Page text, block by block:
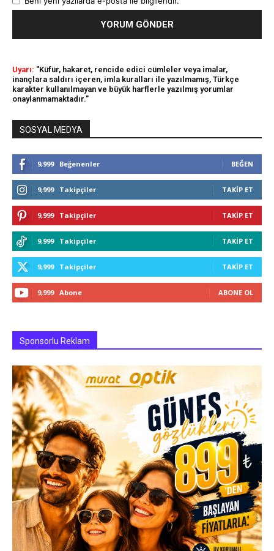
Uyarı: "Küfür, hakaret, rencide edici cümleler veya imalar,
inançlara saldırı içeren, imla kuralları ile yazılmamış, Türkçe
karakter kullanılmayan ve büyük harflerle yazılmış yorumlar
onaylanmamaktadır."
SOSYAL MEDYA
9,999 Beğenenler BEĞEN
9,999 Takipçiler TAKIP ET
9,999 Takipçiler TAKIP ET
9,999 Takipçiler TAKIP ET
9,999 Takipçiler TAKIP ET
9,999 Abone ABONE OL
Sponsorlu Reklam